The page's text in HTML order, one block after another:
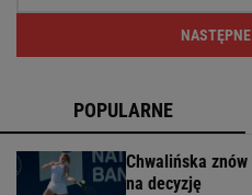
POPULARNE
Chwalińska
na decyzję